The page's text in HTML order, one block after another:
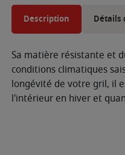
Description Détails
Sa matière résistante et
conditions climatiques
longévité de votre gril, il
l'intérieur en hiver et